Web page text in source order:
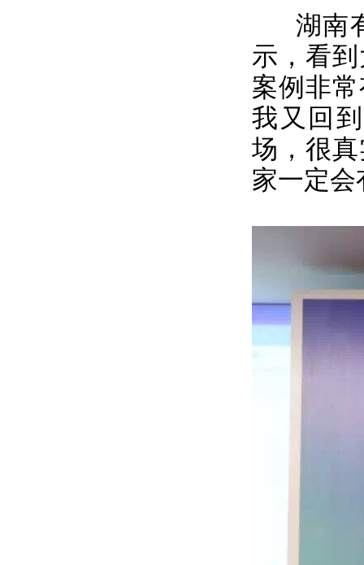
湖南有
示，看
案例非
我又回
场，很
家一定